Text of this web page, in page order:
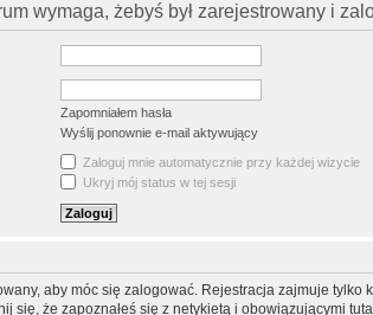
wymaga, żebyś był zarejestrowany i
Zapomniałem hasła
Wyślij ponownie e-mail aktywujący
Zaloguj mnie automatycznie przy każdej wizycie
Ukryj mój status w tej sesji
aby móc się zalogować. Rejestracja zajmuje
się, że zapoznałeś się z netykietą i obowiązującymi